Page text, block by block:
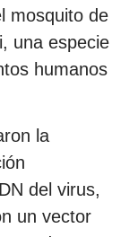
mosquito de
una especie
humanos
la
del virus,
un vector